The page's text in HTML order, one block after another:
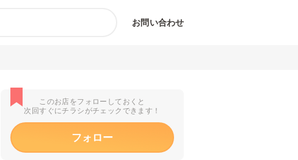
お問い合わせ
このお店をフォローしておくと
次回すぐにチラシがチェックできます！
フォロー